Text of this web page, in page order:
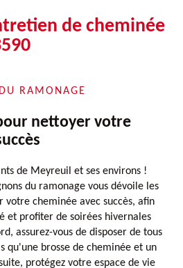
de cheminée
RAMONAGE
nettoyer votre
de Meyreuil et ses environs !
du ramonage vous dévoile les
votre cheminée avec succès, afin
et profiter de soirées hivernales
assurez-vous de disposer de tous
qu'une brosse de cheminée et un
protégez votre espace de vie